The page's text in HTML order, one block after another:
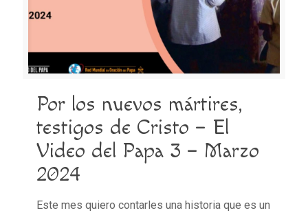
Por los nuevos mártires,
testigos de Cristo – El
Video del Papa 3 – Marzo
2024
Este mes quiero contarles una historia que es un